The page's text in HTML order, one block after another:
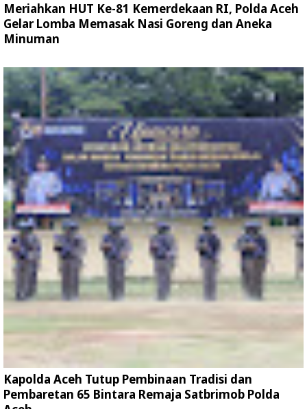
Meriahkan HUT Ke-81 Kemerdekaan RI, Polda Aceh
Gelar Lomba Memasak Nasi Goreng dan Aneka
Minuman
Kapolda Aceh Tutup Pembinaan Tradisi dan
Pembaretan 65 Bintara Remaja Satbrimob Polda